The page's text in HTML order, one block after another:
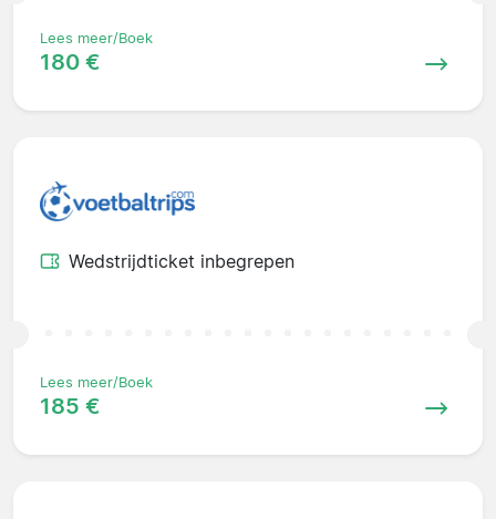
Lees meer/Boek
180 €
Wedstrijdticket inbegrepen
Lees meer/Boek
185 €